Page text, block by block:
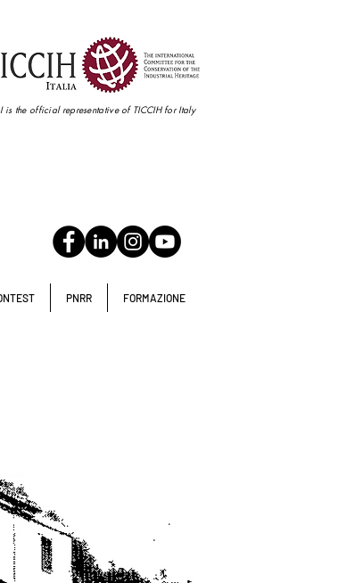
is the official representative of TICCIH for Italy
PNRR FORMAZIONE